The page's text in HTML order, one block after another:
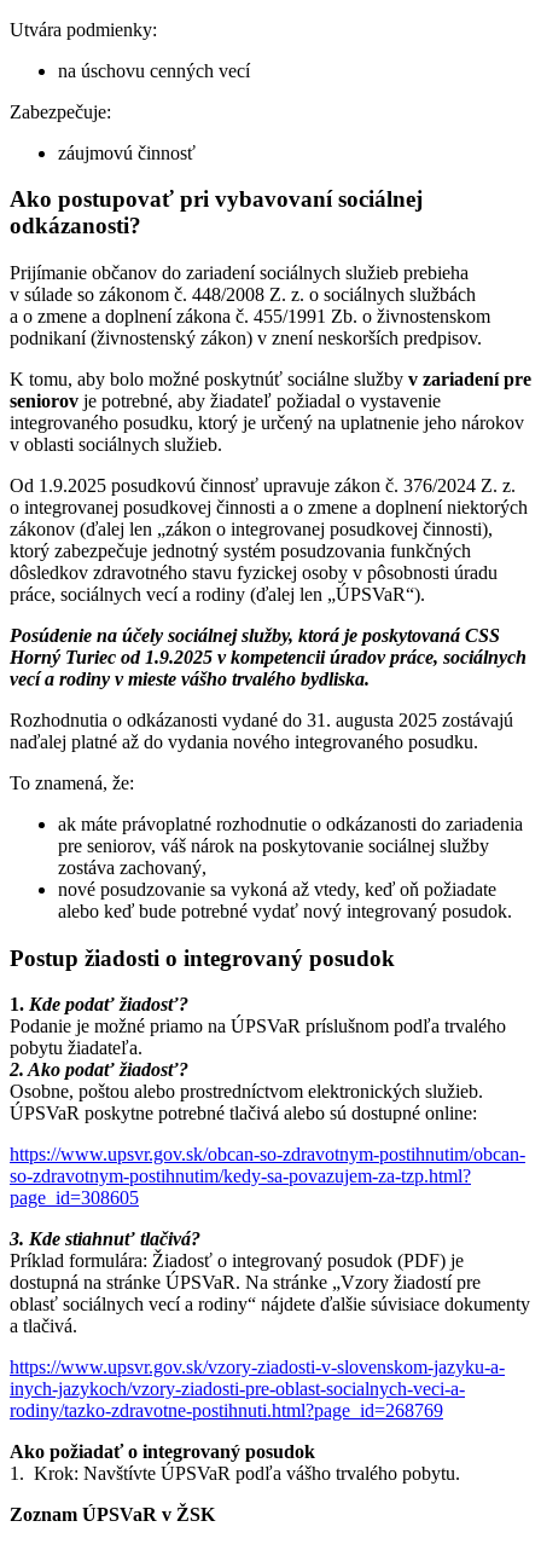
Utvára podmienky:
na úschovu cenných vecí
Zabezpečuje:
záujmovú činnosť
Ako postupovať pri vybavovaní sociálnej
odkázanosti?
Prijímanie občanov do zariadení sociálnych služieb prebieha
v súlade so zákonom č. 448/2008 Z. z. o sociálnych službách
a o zmene a doplnení zákona č. 455/1991 Zb. o živnostenskom
podnikaní (živnostenský zákon) v znení neskorších predpisov.
K tomu, aby bolo možné poskytnúť sociálne služby v zariadení pre
seniorov je potrebné, aby žiadateľ požiadal o vystavenie
integrovaného posudku, ktorý je určený na uplatnenie jeho nárokov
v oblasti sociálnych služieb.
Od 1.9.2025 posudkovú činnosť upravuje zákon č. 376/2024 Z. z.
o integrovanej posudkovej činnosti a o zmene a doplnení niektorých
zákonov (ďalej len „zákon o integrovanej posudkovej činnosti),
ktorý zabezpečuje jednotný systém posudzovania funkčných
dôsledkov zdravotného stavu fyzickej osoby v pôsobnosti úradu
práce, sociálnych vecí a rodiny (ďalej len „ÚPSVaR“).
Posúdenie na účely sociálnej služby, ktorá je poskytovaná CSS
Horný Turiec od 1.9.2025 v kompetencii úradov práce, sociálnych
vecí a rodiny v mieste vášho trvalého bydliska.
Rozhodnutia o odkázanosti vydané do 31. augusta 2025 zostávajú
naďalej platné až do vydania nového integrovaného posudku.
To znamená, že:
ak máte právoplatné rozhodnutie o odkázanosti do zariadenia
pre seniorov, váš nárok na poskytovanie sociálnej služby
zostáva zachovaný,
nové posudzovanie sa vykoná až vtedy, keď oň požiadate
alebo keď bude potrebné vydať nový integrovaný posudok.
Postup žiadosti o integrovaný posudok
1. Kde podať žiadosť?
Podanie je možné priamo na ÚPSVaR príslušnom podľa trvalého
pobytu žiadateľa.
2. Ako podať žiadosť?
Osobne, poštou alebo prostredníctvom elektronických služieb.
ÚPSVaR poskytne potrebné tlačivá alebo sú dostupné online:
https://www.upsvr.gov.sk/obcan-so-zdravotnym-postihnutim/obcan-
so-zdravotnym-postihnutim/kedy-sa-povazujem-za-tzp.html?
page_id=308605
3. Kde stiahnuť tlačivá?
Príklad formulára: Žiadosť o integrovaný posudok (PDF) je
dostupná na stránke ÚPSVaR. Na stránke „Vzory žiadostí pre
oblasť sociálnych vecí a rodiny“ nájdete ďalšie súvisiace dokumenty
a tlačivá.
https://www.upsvr.gov.sk/vzory-ziadosti-v-slovenskom-jazyku-a-
inych-jazykoch/vzory-ziadosti-pre-oblast-socialnych-veci-a-
rodiny/tazko-zdravotne-postihnuti.html?page_id=268769
Ako požiadať o integrovaný posudok
1. Krok: Navštívte ÚPSVaR podľa vášho trvalého pobytu.
Zoznam ÚPSVaR v ŽSK